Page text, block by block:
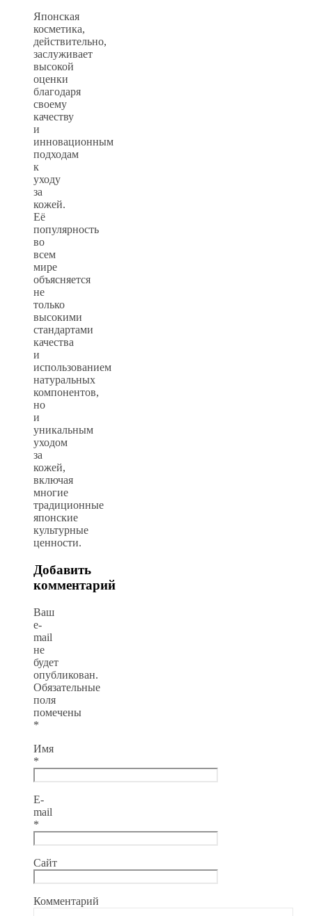
Японская
косметика,
действительно,
заслуживает
высокой
оценки
благодаря
своему
качеству
и
инновационным
подходам
к
уходу
за
кожей.
Её
популярность
во
всем
мире
объясняется
не
только
высокими
стандартами
качества
и
использованием
натуральных
компонентов,
но
и
уникальным
уходом
за
кожей,
включая
многие
традиционные
японские
культурные
ценности.
Добавить
комментарий
Ваш
e-
mail
не
будет
опубликован.
Обязательные
поля
помечены
*
Имя
*
E-
mail
*
Сайт
Комментарий